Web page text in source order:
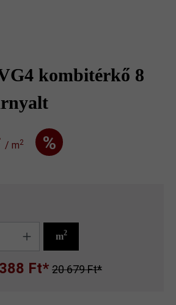
kombitérkő 8
/ m2 %
m2
Ft* 20 679 Ft*